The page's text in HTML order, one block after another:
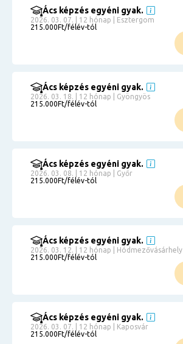
Ács képzés egyéni gyak.
2026. 03. 07. | 12 hónap | Esztergom
215.000Ft/félév-tól
Ács képzés egyéni gyak.
2026. 03. 18. | 12 hónap | Gyöngyös
215.000Ft/félév-tól
Ács képzés egyéni gyak.
2026. 03. 08. | 12 hónap | Győr
215.000Ft/félév-tól
Ács képzés egyéni gyak.
2026. 03. 12. | 12 hónap | Hódmezővásárhely
215.000Ft/félév-tól
Ács képzés egyéni gyak.
2026. 03. 07. | 12 hónap | Kaposvár
215.000Ft/félév-tól